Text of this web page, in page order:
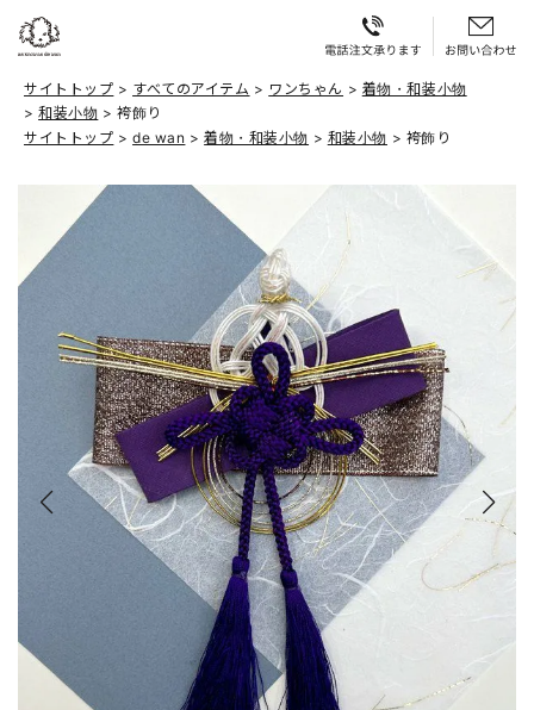
サイトトップ すべてのアイテム ワンちゃん
着物・和装小物
和装小物
袴飾り
サイトトップ
de wan 着物・和装小物 和装小物 袴飾り